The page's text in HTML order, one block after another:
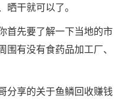
干就可以了。
先要了解一下当地的市
有没有食药品加工厂、
享的关于鱼鳞回收赚钱